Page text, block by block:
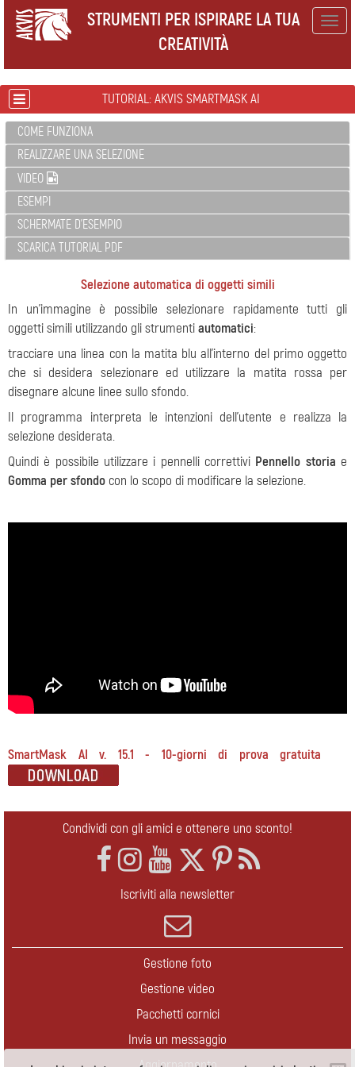
STRUMENTI PER ISPIRARE LA TUA
CREATIVITÀ
TUTORIAL: AKVIS SMARTMASK AI
COME FUNZIONA
REALIZZARE UNA SELEZIONE
VIDEO
ESEMPI
SCHERMATE D'ESEMPIO
SCARICA TUTORIAL PDF
Selezione automatica di oggetti simili
In un'immagine è possibile selezionare rapidamente tutti gli
oggetti simili utilizzando gli strumentiautomatici:
tracciare una linea con la matita blu all'interno del primo oggetto
che si desidera selezionare ed utilizzare la matita rossa per
disegnare alcune linee sullo sfondo.
Il programma interpreta le intenzioni dell'utente e realizza la
selezione desiderata.
Quindi è possibile utilizzare i pennelli correttivi Pennello storia e
Gomma per sfondo con lo scopo di modificare la selezione.
SmartMask AI v. 15.1 - 10-giorni di prova gratuita
Condividi con gli amici e ottenere uno sconto!
Iscriviti alla newsletter
Gestione foto
Gestione video
Pacchetti cornici
Invia un messaggio